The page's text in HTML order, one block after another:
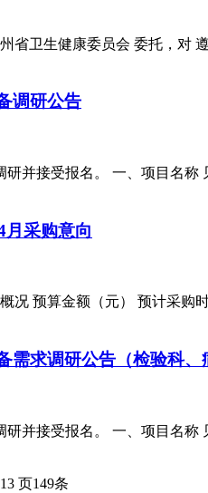
省卫生健康委员会 委托，对
调研公告
并接受报名。 一、项目名称
月采购意向
况 预算金额（元） 预计采
需求调研公告（检验科
并接受报名。 一、项目名称
页149条